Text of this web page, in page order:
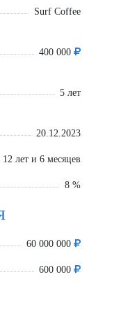
Surf Coffee
400 000
5 лет
20.12.2023
12 лет и 6 месяцев
8 %
60 000 000
600 000